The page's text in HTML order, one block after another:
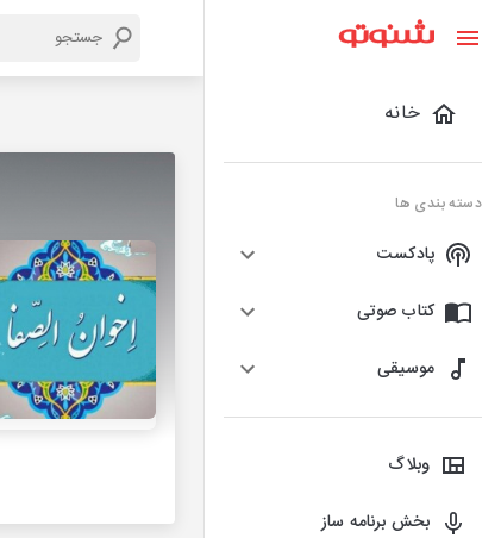
خانه
دسته بندی ها
پادکست
کتاب صوتی
موسیقی
وبلاگ
بخش برنامه ساز